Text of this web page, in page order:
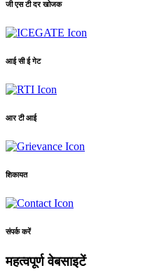
जी एस टी दर खोजक
आई सी ई गेट
आर टी आई
शिकायत
संपर्क करें
महत्वपूर्ण वेबसाइटें